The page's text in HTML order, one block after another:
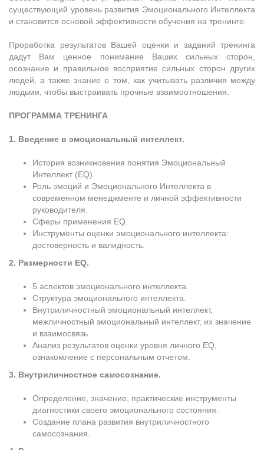
существующий уровень развития Эмоционального Интеллекта
и становится основой эффективности обучения на тренинге.
Проработка результатов Вашей оценки и заданий тренинга
дадут Вам ценное понимание Ваших сильных сторон,
осознание и правильное восприятие сильных сторон других
людей, а также знание о том, как учитывать различия между
людьми, чтобы выстраивать прочные взаимоотношения.
ПРОГРАММА ТРЕНИНГА
1. Введение в эмоциональный интеллект.
История возникновения понятия Эмоциональный
Интеллект (EQ).
Роль эмоций и Эмоционального Интеллекта в
современном менеджменте и личной эффективности
руководителя.
Сферы применения EQ.
Инструменты оценки эмоционального интеллекта:
достоверность и валидность.
2. Размерности EQ.
5 аспектов эмоционального интеллекта.
Структура эмоционального интеллекта.
Внутриличностный эмоциональный интеллект,
межличностный эмоциональный интеллект, их значение
и взаимосвязь.
Анализ результатов оценки уровня личного EQ,
ознакомление с персональным отчетом.
3. Внутриличностное самосознание.
Определение, значение, практические инструменты
диагностики своего эмоционального состояния.
Создание плана развития внутриличностного
самосознания.